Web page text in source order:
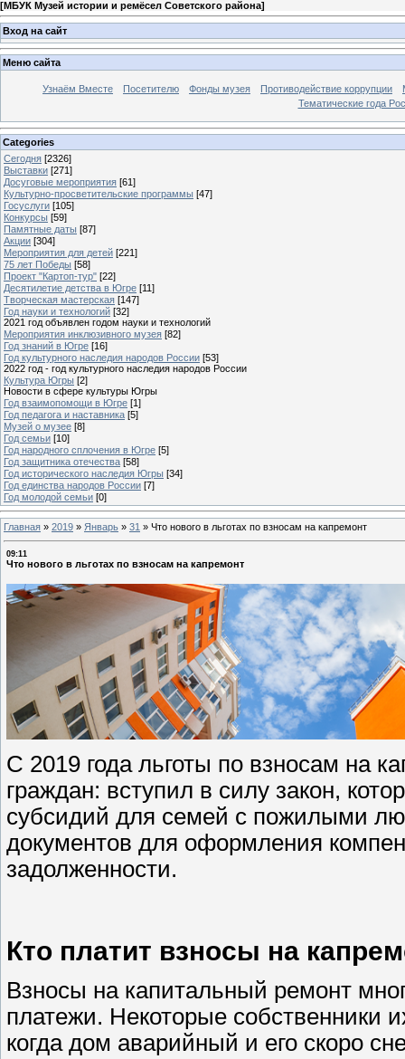
[МБУК Музей истории и ремёсел Советского района]
Вход на сайт
Меню сайта
Узнаём Вместе Посетителю Фонды музея Противодействие коррупции
Тематические года
Categories
Сегодня [2326]
Выставки [271]
Досуговые мероприятия [61]
Культурно-просветительские программы [47]
Госуслуги [105]
Конкурсы [59]
Памятные даты [87]
Акции [304]
Мероприятия для детей [221]
75 лет Победы [58]
Проект "Картоп-тур" [22]
Десятилетие детства в Югре [11]
Творческая мастерская [147]
Год науки и технологий [32]
2021 год объявлен годом науки и технологий
Мероприятия инклюзивного музея [82]
Год знаний в Югре [16]
Год культурного наследия народов России [53]
2022 год - год культурного наследия народов России
Культура Югры [2]
Новости в сфере культуры Югры
Год взаимопомощи в Югре [1]
Год педагога и наставника [5]
Музей о музее [8]
Год семьи [10]
Год народного сплочения в Югре [5]
Год защитника отечества [58]
Год исторического наследия Югры [34]
Год единства народов России [7]
Год молодой семьи [0]
Главная » 2019 » Январь » 31 » Что нового в льготах по взносам на капремонт
09:11
Что нового в льготах по взносам на капремонт
С 2019 года льготы по взносам на
граждан: вступил в силу закон,
субсидий для семей с пожилыми
документов для оформления
задолженности.
Кто платит взносы на
Взносы на капитальный ремонт
платежи. Некоторые собственники
когда дом аварийный и его скоро